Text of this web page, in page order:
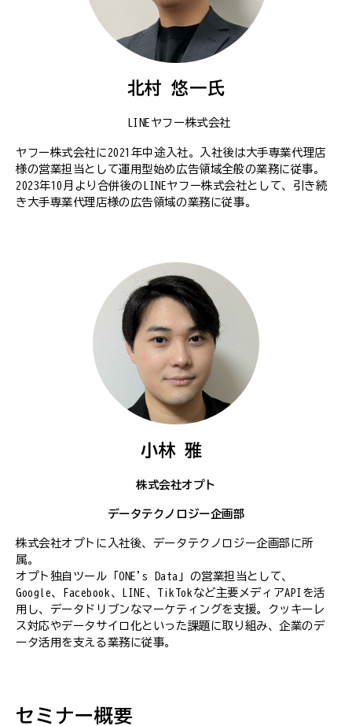
北村 悠一氏
LINEヤフー株式会社
ヤフー株式会社に2021年中途入社。入社後は大手専業代理店
様の営業担当として運用型始め広告領域全般の業務に従事。
2023年10月より合併後のLINEヤフー株式会社として、引き続
き大手専業代理店様の広告領域の業務に従事。
小林 雅
株式会社オプト
データテクノロジー企画部
株式会社オプトに入社後、データテクノロジー企画部に所
属。
オプト独自ツール「ONE's Data」の営業担当として、
Google、Facebook、LINE、TikTokなど主要メディアAPIを活
用し、データドリブンなマーケティングを支援。クッキーレ
ス対応やデータサイロ化といった課題に取り組み、企業のデ
ータ活用を支える業務に従事。
セミナー概要